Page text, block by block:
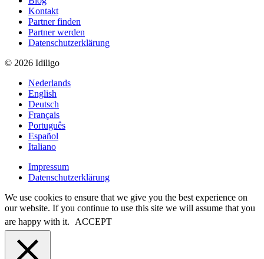
Kontakt
Partner finden
Partner werden
Datenschutzerklärung
© 2026 Idiligo
Nederlands
English
Deutsch
Français
Português
Español
Italiano
Impressum
Datenschutzerklärung
We use cookies to ensure that we give you the best experience on
our website. If you continue to use this site we will assume that you
are happy with it.
ACCEPT